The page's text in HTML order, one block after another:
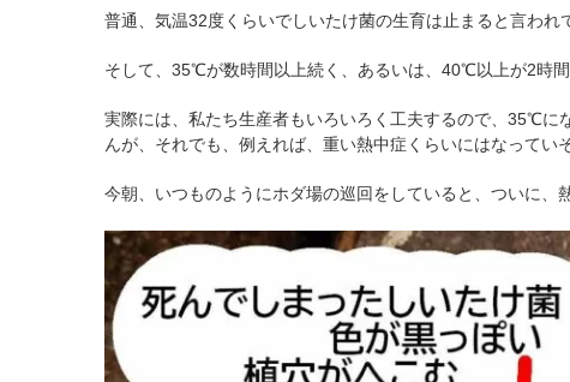
普通、気温32度くらいでしいたけ菌の生育は止まると言われ
そして、35℃が数時間以上続く、あるいは、40℃以上が2時
実際には、私たち生産者もいろいろく工夫するので、35℃に
んが、それでも、例えれば、重い熱中症くらいにはなってい
今朝、いつものようにホダ場の巡回をしていると、ついに、